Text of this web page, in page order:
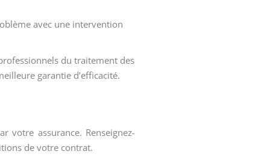
avec une intervention
du traitement des
garantie d’efficacité.
votre assurance. Renseignez-
de votre contrat.